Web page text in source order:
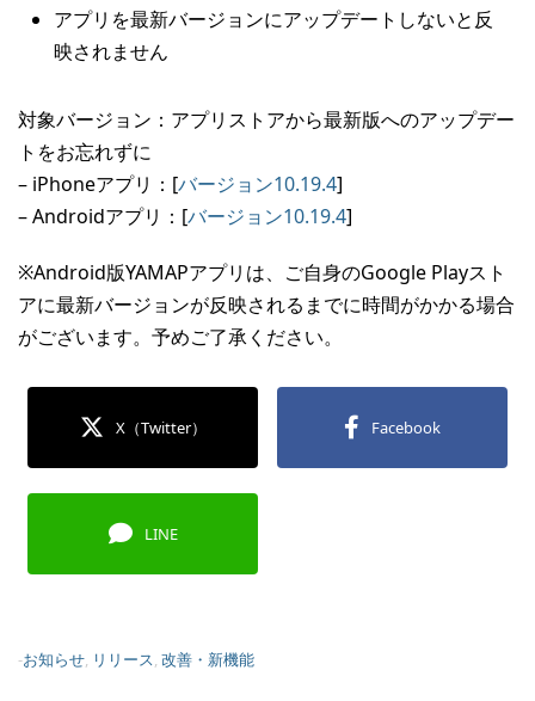
アプリを最新バージョンにアップデートしないと反
映されません
対象バージョン：アプリストアから最新版へのアップデー
トをお忘れずに
– iPhoneアプリ：[バージョン10.19.4]
– Androidアプリ：[バージョン10.19.4]
※Android版YAMAPアプリは、ご自身のGoogle Playスト
アに最新バージョンが反映されるまでに時間がかかる場合
がございます。予めご了承ください。
X（Twitter） Facebook
LINE
-お知らせ, リリース, 改善・新機能